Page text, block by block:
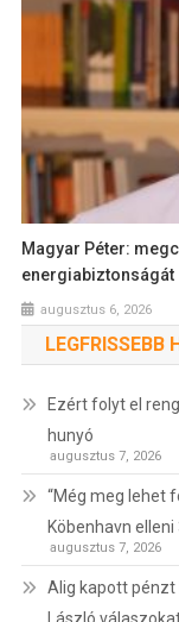
Magyar Péter:
energiabiztonságát
augusztus 6, 2026
LEGFRISSEBB
Ezért folyt el
hunyó
augusztus 7, 2026
“Még meg lehet
Köbenhavn
augusztus 7, 2026
Alig kapott pénzt